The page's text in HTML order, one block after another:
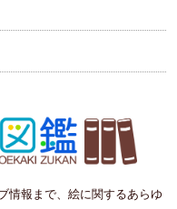
情報まで、絵に関するあらゆ